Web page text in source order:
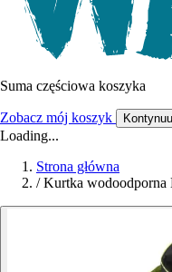
Suma częściowa koszyka
Zobacz mój koszyk
Loading...
Strona główna
/ Kurtka wodoodporna